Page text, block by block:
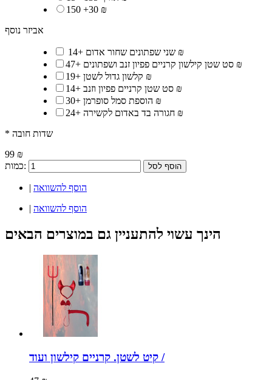
150 +30 ₪
אביזר נוסף
שני שפתונים שחור אדום +
14 ₪
סט שטן קילשון קרניים פפיון זנב ושפתונים +
47 ₪
קלשון גדול לשטן +
19 ₪
סט שטן קרניים פפיון וזנב +
14 ₪
הוספת סמל סופרמן +
30 ₪
חגורה בד באדום לקשירה +
24 ₪
* שדות חובה
99 ₪
כמות:
הוסף לסל
| הוסף להשוואה
| הוסף להשוואה
הינך עשוי להתעניין גם במוצרים הבאים
קיט לשטן. קרניים קילשון ועוד /